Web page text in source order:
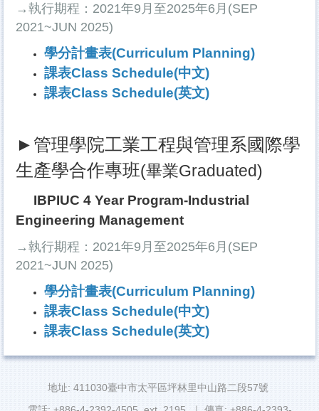
→執行期程：2021年9月至2025年6月(SEP
2021~JUN 2025)
學分計畫表(Curriculum Planning)
課表Class Schedule(中文)
課表Class Schedule(英文)
►管理學院工業工程與管理系國際學
生產學合作專班(畢業Graduated)
IBPIUC 4 Year Program-Industrial
Engineering Management
→執行期程：2021年9月至2025年6月(SEP
2021~JUN 2025)
學分計畫表(Curriculum Planning)
課表Class Schedule(中文)
課表Class Schedule(英文)
地址: 411030臺中市太平區坪林里中山路二段57號